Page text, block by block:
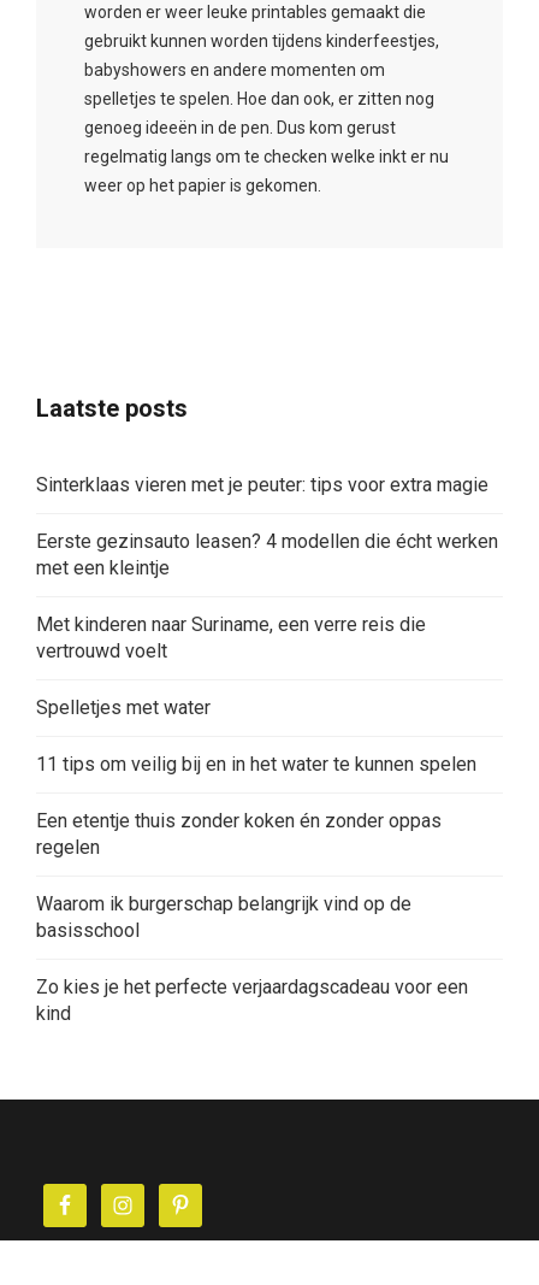
worden er weer leuke printables gemaakt die
gebruikt kunnen worden tijdens kinderfeestjes,
babyshowers en andere momenten om
spelletjes te spelen. Hoe dan ook, er zitten nog
genoeg ideeën in de pen. Dus kom gerust
regelmatig langs om te checken welke inkt er nu
weer op het papier is gekomen.
Laatste posts
Sinterklaas vieren met je peuter: tips voor extra magie
Eerste gezinsauto leasen? 4 modellen die écht werken
met een kleintje
Met kinderen naar Suriname, een verre reis die
vertrouwd voelt
Spelletjes met water
11 tips om veilig bij en in het water te kunnen spelen
Een etentje thuis zonder koken én zonder oppas
regelen
Waarom ik burgerschap belangrijk vind op de
basisschool
Zo kies je het perfecte verjaardagscadeau voor een
kind